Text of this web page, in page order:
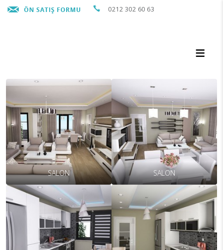
0212 302 60 63
SALON SALON